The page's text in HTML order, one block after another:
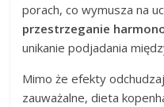
porach, co wymusza na
przestrzeganie
unikanie podjadania
Mimo że efekty
zauważalne, dieta